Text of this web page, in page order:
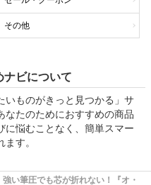
その他
ナビについて
いものがきっと見つかる」サ
なたのためにおすすめの商品
に悩むことなく、簡単スマー
す。
強い筆圧でも芯が折れない！『オ・